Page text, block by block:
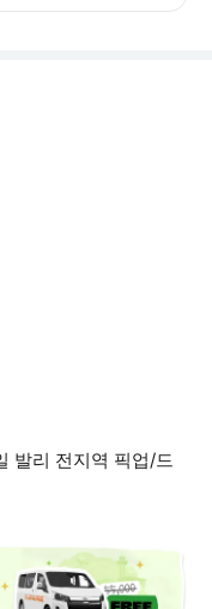
발리 전지역 픽업/드